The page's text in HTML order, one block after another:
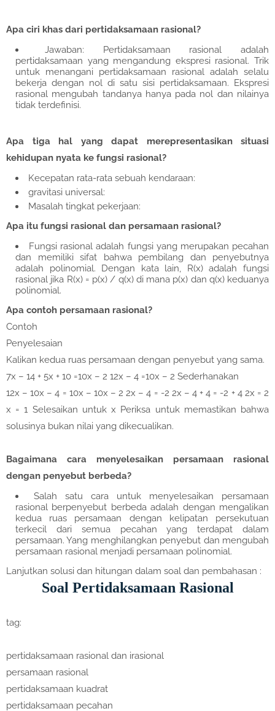
Apa ciri khas dari pertidaksamaan rasional?
Jawaban: Pertidaksamaan rasional adalah
pertidaksamaan yang mengandung ekspresi rasional. Trik
untuk menangani pertidaksamaan rasional adalah selalu
bekerja dengan nol di satu sisi pertidaksamaan. Ekspresi
rasional mengubah tandanya hanya pada nol dan nilainya
tidak terdefinisi.
Apa tiga hal yang dapat merepresentasikan situasi
kehidupan nyata ke fungsi rasional?
Kecepatan rata-rata sebuah kendaraan:
gravitasi universal:
Masalah tingkat pekerjaan:
Apa itu fungsi rasional dan persamaan rasional?
Fungsi rasional adalah fungsi yang merupakan pecahan
dan memiliki sifat bahwa pembilang dan penyebutnya
adalah polinomial. Dengan kata lain, R(x) adalah fungsi
rasional jika R(x) = p(x) / q(x) di mana p(x) dan q(x) keduanya
polinomial.
Apa contoh persamaan rasional?
Contoh
Penyelesaian
Kalikan kedua ruas persamaan dengan penyebut yang sama.
7x – 14 + 5x + 10 =10x – 2 12x – 4 =10x – 2 Sederhanakan
12x – 10x – 4 = 10x – 10x – 2 2x – 4 = -2 2x – 4 + 4 = -2 + 4 2x = 2
x = 1 Selesaikan untuk x Periksa untuk memastikan bahwa
solusinya bukan nilai yang dikecualikan.
Bagaimana cara menyelesaikan persamaan rasional
dengan penyebut berbeda?
Salah satu cara untuk menyelesaikan persamaan
rasional berpenyebut berbeda adalah dengan mengalikan
kedua ruas persamaan dengan kelipatan persekutuan
terkecil dari semua pecahan yang terdapat dalam
persamaan. Yang menghilangkan penyebut dan mengubah
persamaan rasional menjadi persamaan polinomial.
Lanjutkan solusi dan hitungan dalam soal dan pembahasan :
Soal Pertidaksamaan Rasional
tag:
pertidaksamaan rasional dan irasional
persamaan rasional
pertidaksamaan kuadrat
pertidaksamaan pecahan